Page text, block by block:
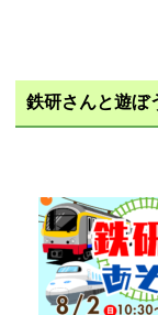
鉄研さんと遊ぼ